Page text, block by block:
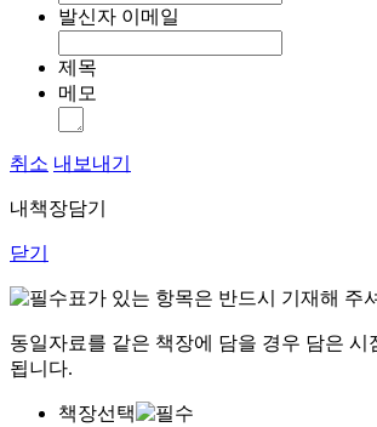
발신자 이메일
제목
메모
취소 내보내기
내책장담기
닫기
표가 있는 항목은 반드시 기재해 주
동일자료를 같은 책장에 담을 경우 담은 시
됩니다.
책장선택